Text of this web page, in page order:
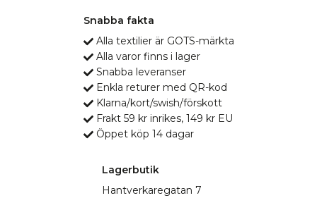
Snabba fakta
Alla textilier är GOTS-märkta
Alla varor finns i lager
Snabba leveranser
Enkla returer med QR-kod
Klarna/kort/swish/förskott
Frakt 59 kr inrikes, 149 kr EU
Öppet köp 14 dagar
Lagerbutik
Hantverkaregatan 7